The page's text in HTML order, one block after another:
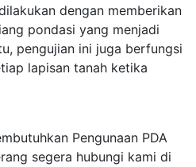
dengan memberikan
pondasi yang menjadi
pengujian ini juga berfungsi
lapisan tanah ketika
Pengunaan PDA
segera hubungi kami di